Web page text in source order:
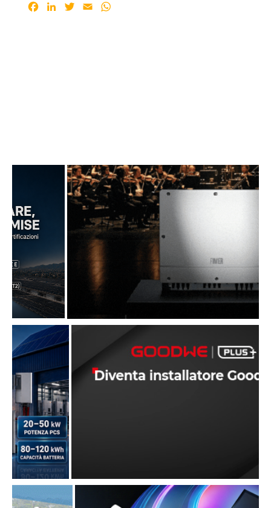
Facebook
LinkedInTwitter
Email